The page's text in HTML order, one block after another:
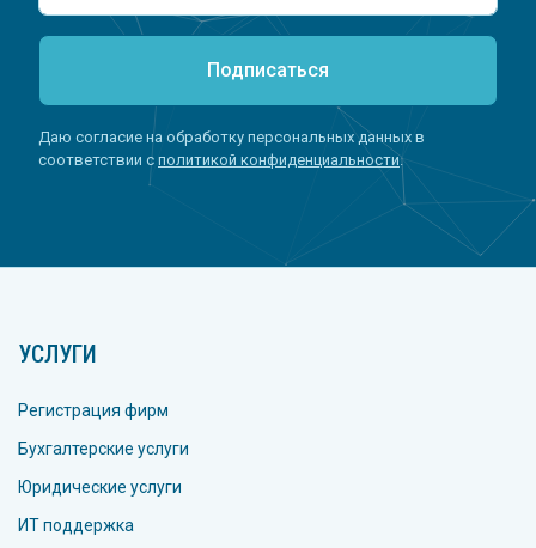
Подписаться
Даю согласие на обработку персональных данных в
соответствии с политикой конфиденциальности.
УСЛУГИ
Регистрация фирм
Бухгалтерские услуги
Юридические услуги
ИТ поддержка